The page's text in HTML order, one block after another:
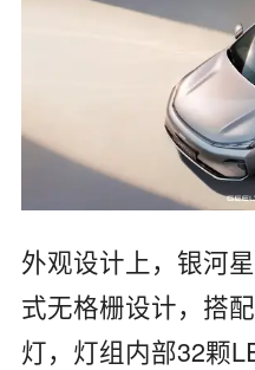
外观设计上，银河
式无格栅设计，搭
灯，灯组内部32颗